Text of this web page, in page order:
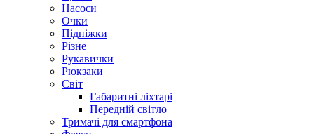
Насоси
Очки
Підніжки
Різне
Рукавички
Рюкзаки
Світ
Габаритні ліхтарі
Передній світло
Тримачі для смартфона